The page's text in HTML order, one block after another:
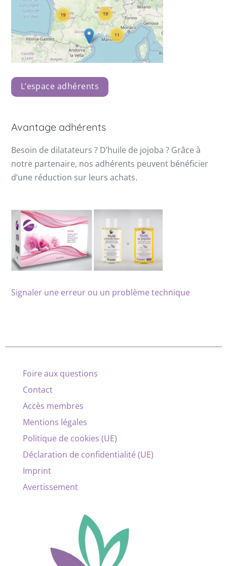
L’espace adhérents
Avantage adhérents
Besoin de dilatateurs ? D’huile de jojoba ? Grâce à
notre partenaire, nos adhérents peuvent bénéficier
d’une réduction sur leurs achats.
Signaler une erreur ou un problème technique
Foire aux questions
Contact
Accès membres
Mentions légales
Politique de cookies (UE)
Déclaration de confidentialité (UE)
Imprint
Avertissement